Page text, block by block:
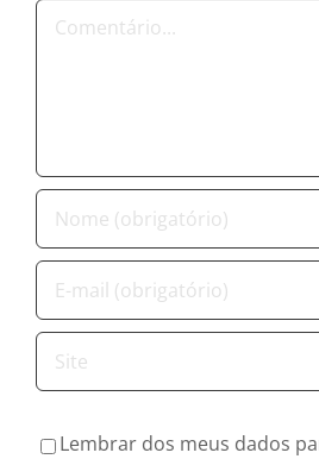
Comentário
Lembrar dos meus dados